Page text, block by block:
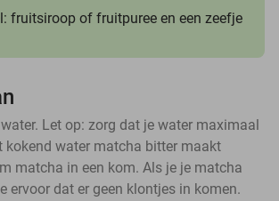
fruitsiroop of fruitpuree en een zeefje
Let op: zorg dat je water maximaal
kokend water matcha bitter maakt
matcha in een kom. Als je je matcha
ervoor dat er geen klontjes in komen.